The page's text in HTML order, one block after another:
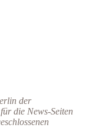
der
die News-Seiten